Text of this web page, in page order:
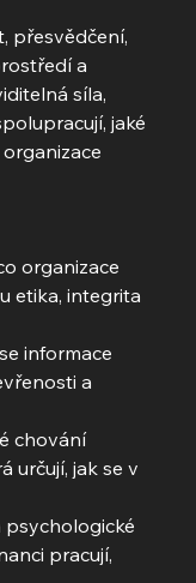
a
síla,
jaké
organizace
etika, integrita
informace
a
chování
určují, jak se v
psychologické
pracují,